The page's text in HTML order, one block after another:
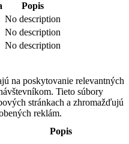
Popis
No description
No description
No description
na poskytovanie relevantných
Tieto súbory
stránkach a zhromažďujú
reklám.
Popis